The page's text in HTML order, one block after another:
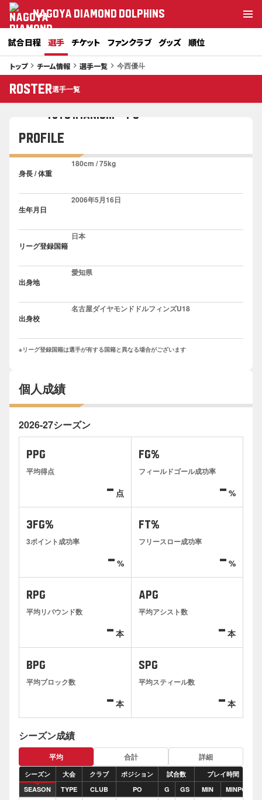
NAGOYA DIAMOND DOLPHINS
試合日程 選手 チケット ファンクラブ グッズ 順位
トップkeyboard_arrow_right チーム情報 keyboard_arrow_right 選手一覧 keyboard_arrow_right 今西優斗
ROSTER選手一覧
7今西 優斗
YUTO IMANISHI PG
PROFILE
身長 / 体重
180cm / 75kg
生年月日
2006年5月16日
リーグ登録国籍
日本
出身地
愛知県
出身校
名古屋ダイヤモンドドルフィンズU18
※リーグ登録国籍は選手が有する国籍と異なる場合がございます
個人成績
2026-27シーズン
PPG
平均得点
- 点
FG%
フィールドゴール成功率
- %
3FG%
3ポイント成功率
- %
FT%
フリースロー成功率
- %
RPG
平均リバウンド数
- 本
APG
平均アシスト数
- 本
BPG
平均ブロック数
- 本
SPG
平均スティール数
- 本
シーズン成績
平均 合計 詳細
シーズン 大会 クラブ ポジション 試合数 プレイ時間
SEASON
TYPE CLUB PO G GS MIN MINPG